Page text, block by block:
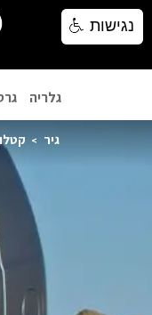
גלריה
גיר
נגישות
נגישות